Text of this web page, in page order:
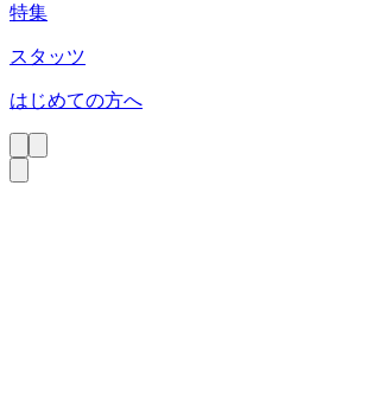
特集
スタッツ
はじめての方へ